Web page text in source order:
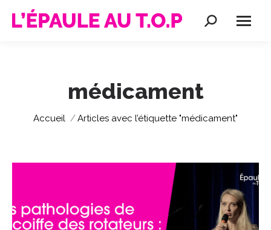
Recherche
médicament
Vous êtes ici :
Accueil Articles avec l’étiquette "médicament"